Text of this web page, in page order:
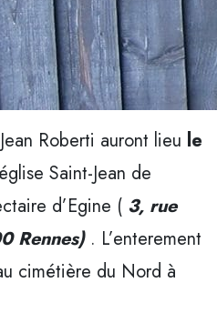
Roberti auront lieu le
Saint-Jean de
d’Egine ( 3, rue
Rennes) . L’enterement
cimétière du Nord à